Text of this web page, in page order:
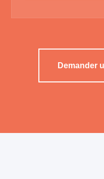
Demander